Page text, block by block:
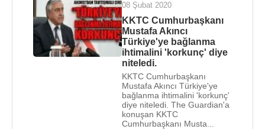
08 Şubat 2020
KKTC Cumhurbaşkanı
Mustafa Akıncı
Türkiye'ye bağlanma
ihtimalini 'korkunç' diye
niteledi.
KKTC Cumhurbaşkanı
Mustafa Akıncı Türkiye'ye
bağlanma ihtimalini 'korkunç'
diye niteledi. The Guardian'a
konuşan KKTC
Cumhurbaşkanı Musta...